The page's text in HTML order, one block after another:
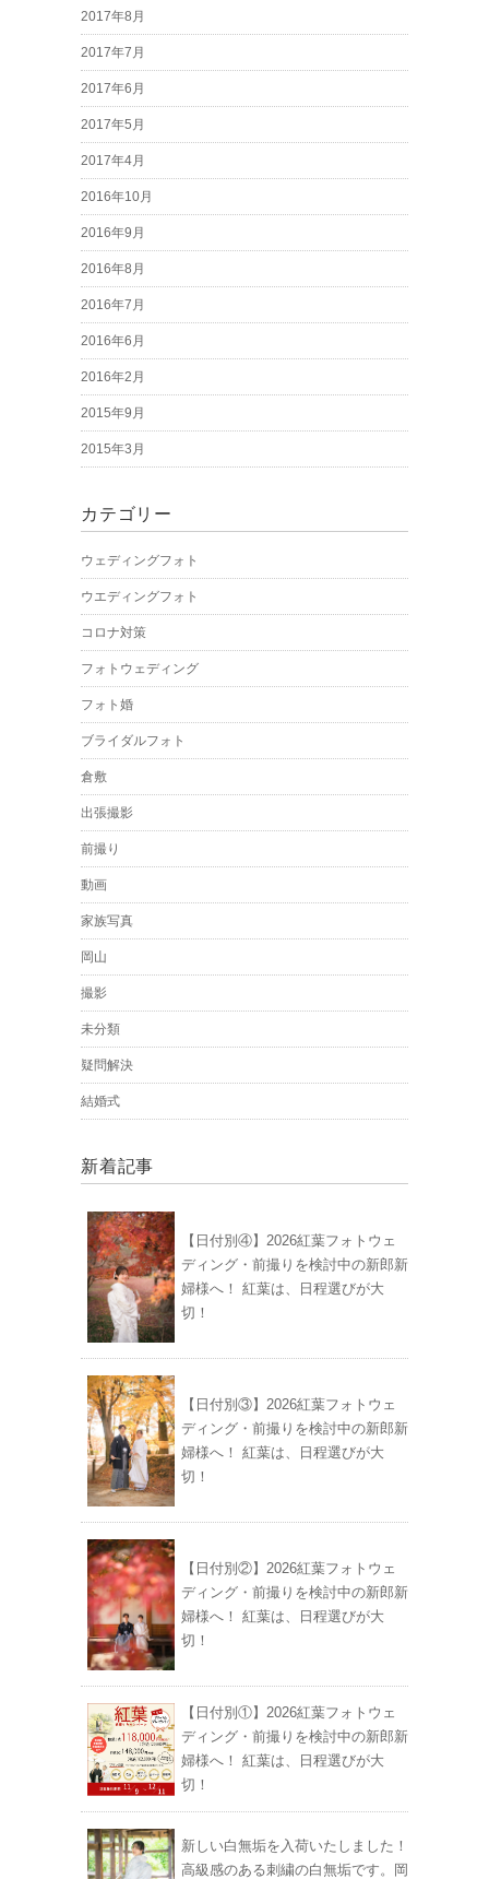
2017年8月
2017年7月
2017年6月
2017年5月
2017年4月
2016年10月
2016年9月
2016年8月
2016年7月
2016年6月
2016年2月
2015年9月
2015年3月
カテゴリー
ウェディングフォト
ウエディングフォト
コロナ対策
フォトウェディング
フォト婚
ブライダルフォト
倉敷
出張撮影
前撮り
動画
家族写真
岡山
撮影
未分類
疑問解決
結婚式
新着記事
【日付別④】2026紅葉フォトウェ
ディング・前撮りを検討中の新郎新
婦様へ！ 紅葉は、日程選びが大
切！
【日付別③】2026紅葉フォトウェ
ディング・前撮りを検討中の新郎新
婦様へ！ 紅葉は、日程選びが大
切！
【日付別②】2026紅葉フォトウェ
ディング・前撮りを検討中の新郎新
婦様へ！ 紅葉は、日程選びが大
切！
【日付別①】2026紅葉フォトウェ
ディング・前撮りを検討中の新郎新
婦様へ！ 紅葉は、日程選びが大
切！
新しい白無垢を入荷いたしました！
高級感のある刺繍の白無垢です。岡